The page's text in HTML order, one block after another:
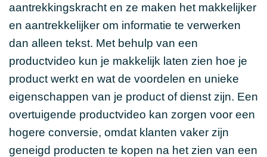
aantrekkingskracht en ze maken het makkelijker
en aantrekkelijker om informatie te verwerken
dan alleen tekst. Met behulp van een
productvideo kun je makkelijk laten zien hoe je
product werkt en wat de voordelen en unieke
eigenschappen van je product of dienst zijn. Een
overtuigende productvideo kan zorgen voor een
hogere conversie, omdat klanten vaker zijn
geneigd producten te kopen na het zien van een